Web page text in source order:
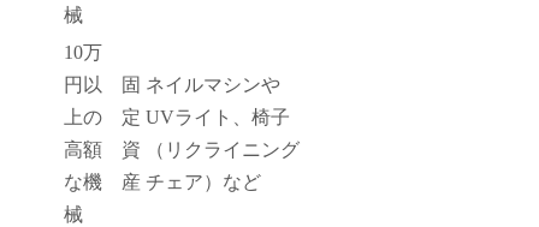
械
10万
円以
上の
高額
な機
械
固
定
資
産
ネイルマシンや
UVライト、椅子
（リクライニング
チェア）など